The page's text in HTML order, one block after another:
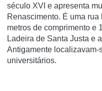
século XVI e apresenta
Renascimento. É uma
metros de comprimento e
Ladeira de Santa Justa e
Antigamente
universitários.